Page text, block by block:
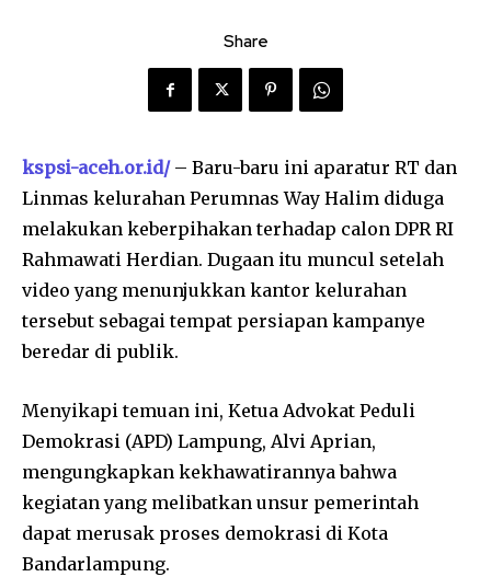
Share
kspsi-aceh.or.id/– Baru-baru ini aparatur RT dan
Linmas kelurahan Perumnas Way Halim diduga
melakukan keberpihakan terhadap calon DPR RI
Rahmawati Herdian. Dugaan itu muncul setelah
video yang menunjukkan kantor kelurahan
tersebut sebagai tempat persiapan kampanye
beredar di publik.
Menyikapi temuan ini, Ketua Advokat Peduli
Demokrasi (APD) Lampung, Alvi Aprian,
mengungkapkan kekhawatirannya bahwa
kegiatan yang melibatkan unsur pemerintah
dapat merusak proses demokrasi di Kota
Bandarlampung.